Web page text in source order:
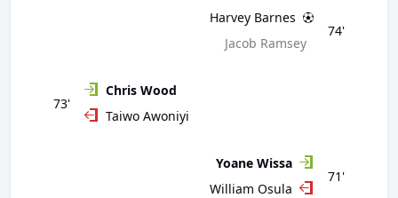
74'
Harvey Barnes
Jacob Ramsey
73'
Chris Wood
Taiwo Awoniyi
71'
Yoane Wissa
William Osula